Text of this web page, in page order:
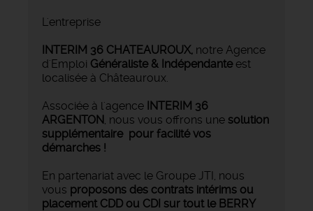
L'entreprise
INTERIM 36 CHATEAUROUX, notre Agence
d'Emploi Généraliste & Indépendante est
localisée à Châteauroux.
Associée à l'agence INTERIM 36
ARGENTON, nous vous offrons une solution
supplémentaire pour facilité vos
démarches !
En partenariat avec le Groupe JTI, nous
vous proposons des contrats intérims ou
placement CDD ou CDI sur tout le BERRY